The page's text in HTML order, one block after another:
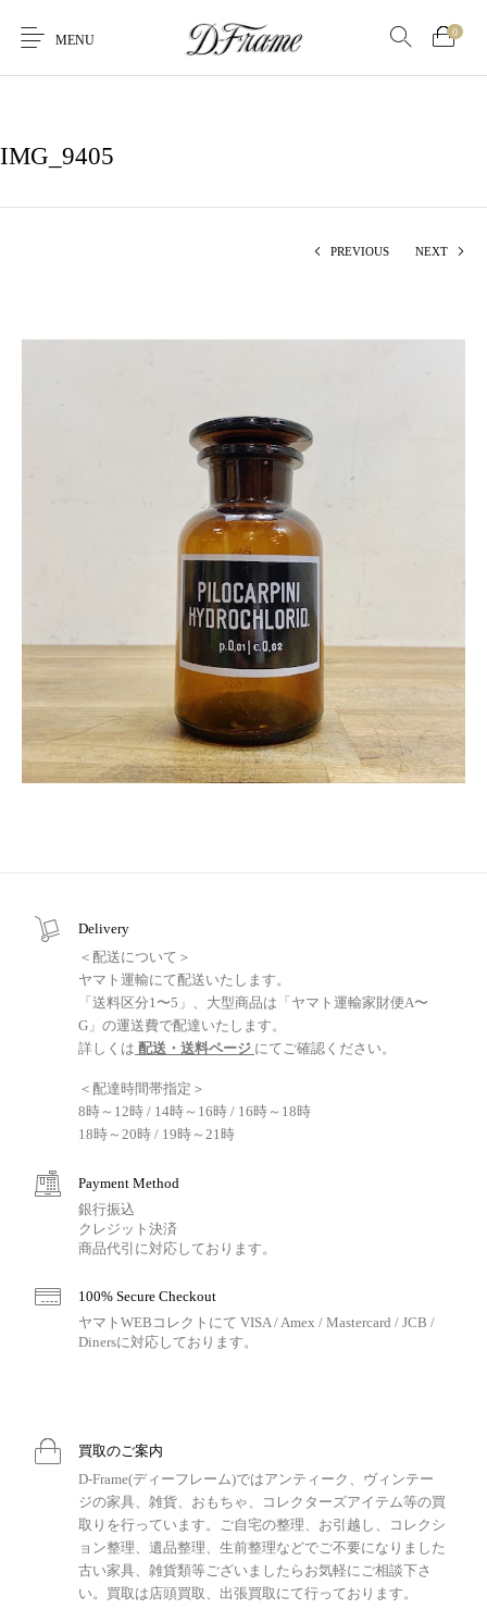
MENU
0
IMG_9405
PREVIOUS NEXT
Delivery
＜配送について＞
ヤマト運輸にて配送いたします。
「送料区分1〜5」、大型商品は「ヤマト運輸家財便A〜
G」の運送費で配達いたします。
詳しくは 配送・送料ページ にてご確認ください。
＜配達時間帯指定＞
8時～12時 / 14時～16時 / 16時～18時
18時～20時 / 19時～21時
Payment Method
銀行振込
クレジット決済
商品代引に対応しております。
100% Secure Checkout
ヤマトWEBコレクトにて VISA / Amex / Mastercard / JCB /
Dinersに対応しております。
買取のご案内
D-Frame(ディーフレーム)ではアンティーク、ヴィンテー
ジの家具、雑貨、おもちゃ、コレクターズアイテム等の買
取りを行っています。ご自宅の整理、お引越し、コレクシ
ョン整理、遺品整理、生前整理などでご不要になりました
古い家具、雑貨類等ございましたらお気軽にご相談下さ
い。買取は店頭買取、出張買取にて行っております。